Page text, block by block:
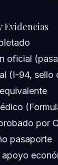
Evidencias
oficial
(I-94, sello
por
pasaporte